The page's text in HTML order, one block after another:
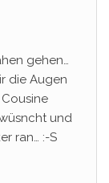
gehen…
die Augen
und
ran… :-S